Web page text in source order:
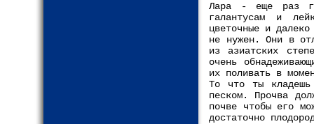
Лара - еще раз
галантусам и
цветочные и
не нужен. Они в
из азиатских
очень
их поливать в
То что ты
песком. Прочва
почве чтобы его
достаточно